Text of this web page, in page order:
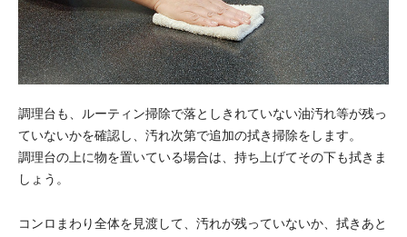
調理台も、ルーティン掃除で落としきれていない油汚れ等が残っ
ていないかを確認し、汚れ次第で追加の拭き掃除をします。
調理台の上に物を置いている場合は、持ち上げてその下も拭きま
しょう。
コンロまわり全体を見渡して、汚れが残っていないか、拭きあと